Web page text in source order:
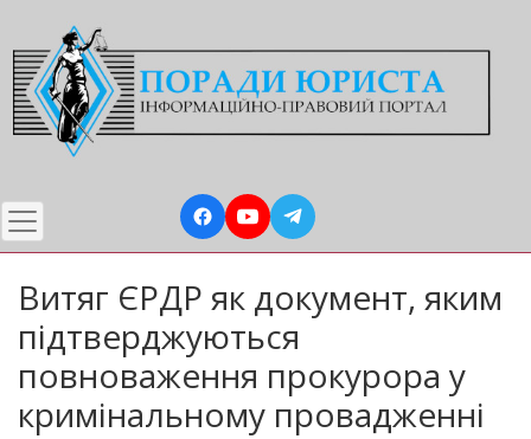
до
основного
вмісту
Витяг ЄРДР як документ, яким
підтверджуються
повноваження прокурора у
кримінальному провадженні